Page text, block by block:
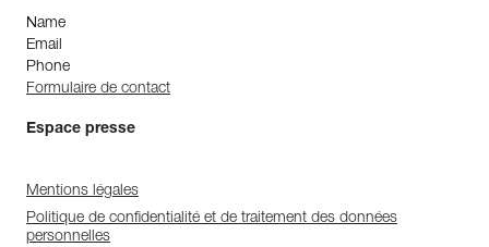
Name
Email
Phone
Formulaire de contact
Espace presse
Mentions légales
Politique de confidentialité et de traitement des données
personnelles